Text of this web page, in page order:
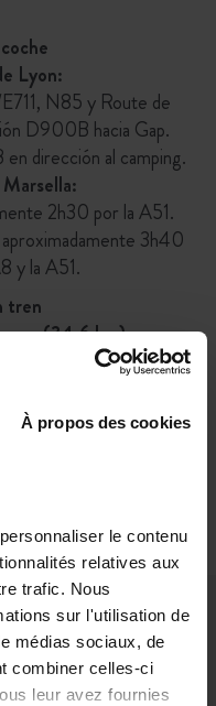
À propos des cookies
le contenu
relatives aux
trafic. Nous
sur l'utilisation de
médias sociaux, de
combiner celles-ci
leur avez fournies
Lyon:
N85 y Route de
D900B hacia Gap.
dirección al camping.
2h30 por la A51.
3h40
y la A51.
tren
(34,6 km)
de Chorges → Llegada
Taxi
min)